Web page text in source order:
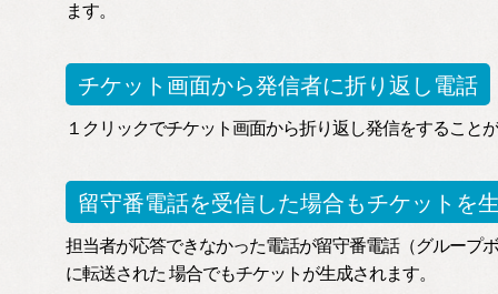
ます。
チケット画面から発信者に折り返し電話
１クリックでチケット画面から折り返し発信をすること
留守番電話を受信した場合もチケットを
担当者が応答できなかった電話が留守番電話（グループ
に転送された 場合でもチケットが生成されます。